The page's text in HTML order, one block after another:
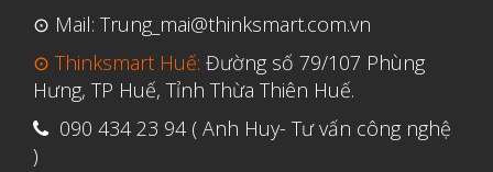
Tháng Chín 2019
Tháng Tám 2019
⊙ Mail: Trung_mai@thinksmart.com.vn
⊙ Thinksmart Huế: Đường số 79/107 Phùng
Hưng, TP Huế, Tỉnh Thừa Thiên Huế.
090 434 23 94 ( Anh Huy- Tư vấn công nghệ
)